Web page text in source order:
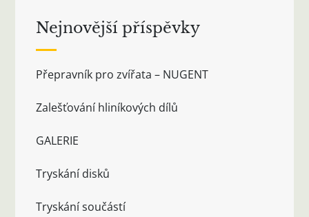
Nejnovější příspěvky
Přepravník pro zvířata – NUGENT
Zalešťování hliníkových dílů
GALERIE
Tryskání disků
Tryskání součástí